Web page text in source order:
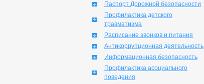
Паспорт Дорожной безопасности
Профилактика детского
травматизма
Расписание звонков и питания
Антикоррупционная деятельность
Информационная безопасность
Профилактика асоциального
поведения